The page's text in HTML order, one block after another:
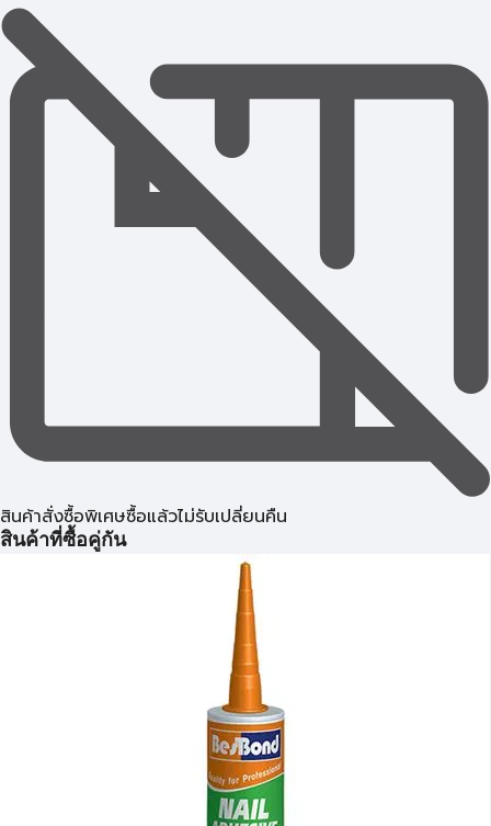
สินค้าสั่งซื้อพิเศษซื้อแล้วไม่รับเปลี่ยนคืน
สินค้าที่ซื้อคู่กัน